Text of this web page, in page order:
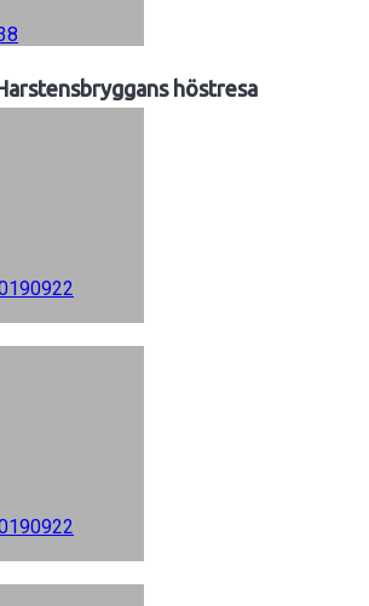
höstresa